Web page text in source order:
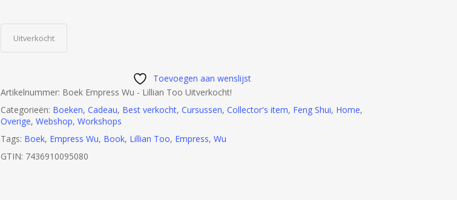
Uitverkocht
Toevoegen aan wenslijst
Artikelnummer: Boek Empress Wu - Lillian Too Uitverkocht!
Categorieën: Boeken, Cadeau, Best verkocht, Cursussen, Collector's item, Feng Shui, Home,
Overige, Webshop, Workshops
Tags: Boek, Empress Wu, Book, Lillian Too, Empress, Wu
GTIN: 7436910095080